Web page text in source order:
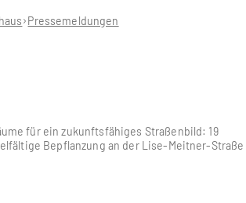
Pressemeldungen
für ein zukunftsfähiges Straßenbild: 19
Bepflanzung an der Lise-Meitner-Straße